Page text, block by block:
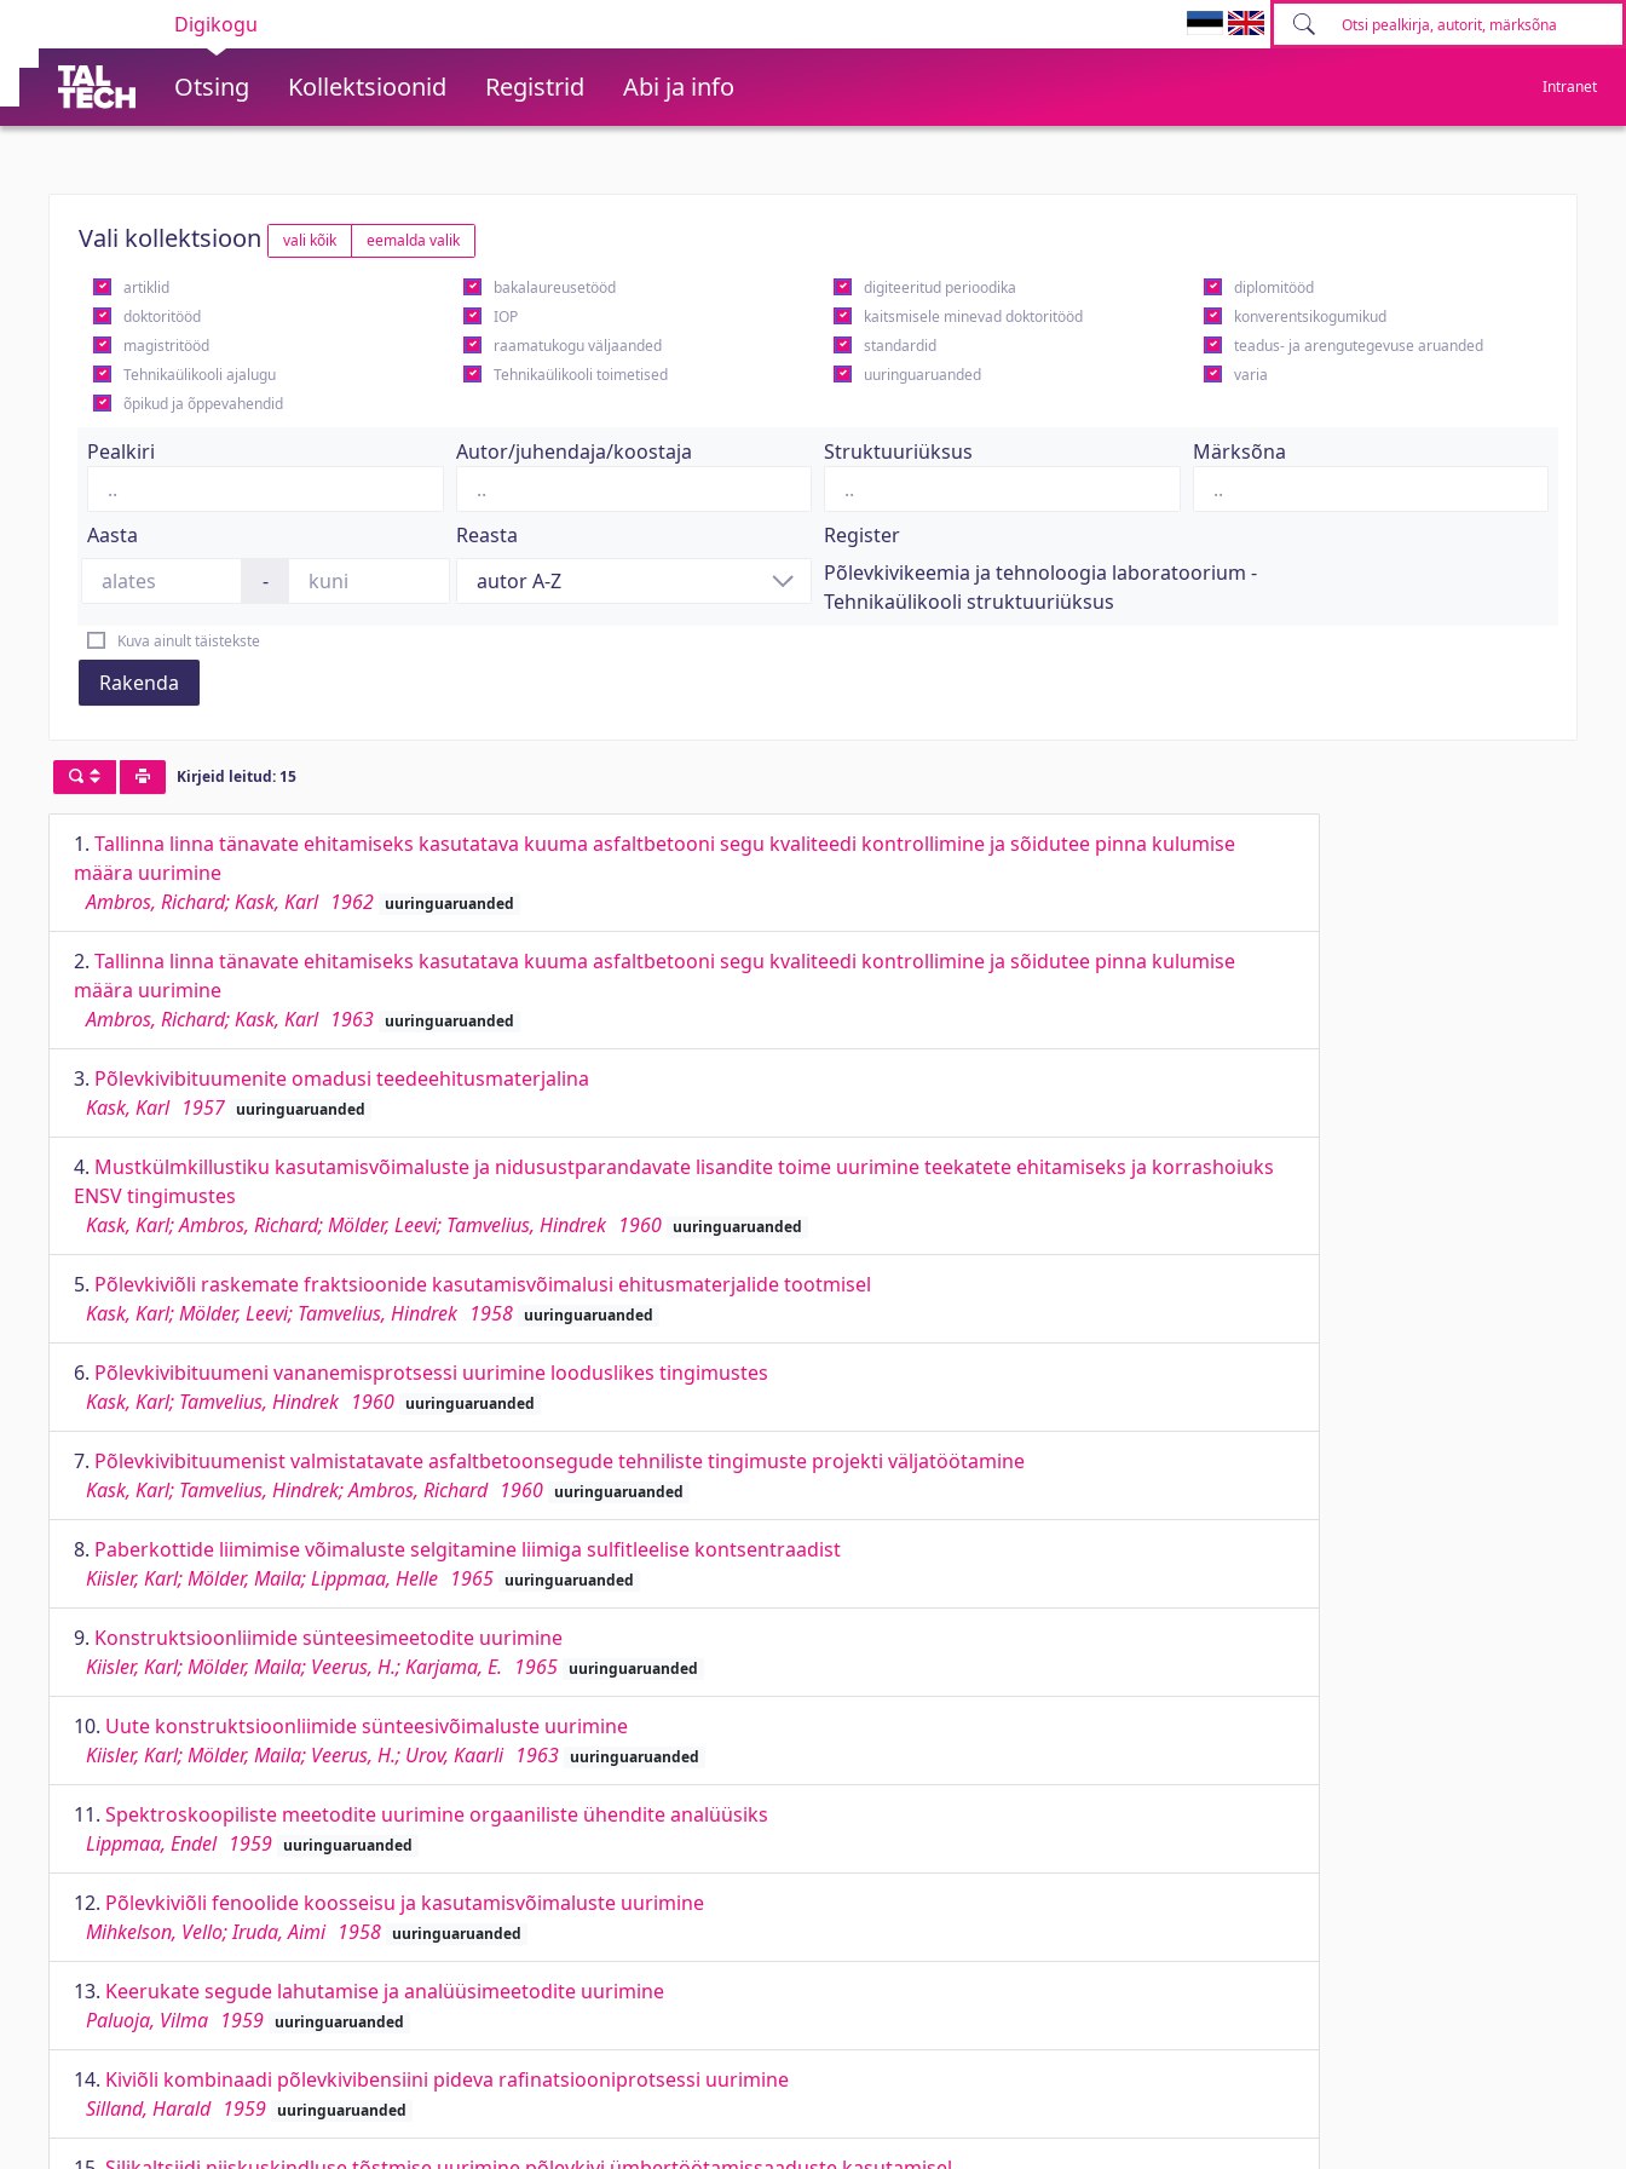
Digikogu
Otsing Kollektsioonid Registrid Abi ja info Intranet
Vali kollektsioon vali kõik eemalda valik
artiklid bakalaureusetööd digiteeritud perioodika
diplomitööd
doktoritööd
IOP kaitsmisele minevad doktoritööd
konverentsikogumikud
magistritööd
raamatukogu väljaanded standardid
teadus- ja arengutegevuse aruanded
Tehnikaülikooli ajalugu
Tehnikaülikooli toimetised uuringuaruanded
varia
õpikud ja õppevahendid
Pealkiri Autor/juhendaja/koostaja Struktuuriüksus Märksõna
Aasta
-
Reasta
Register
Põlevkivikeemia ja tehnoloogia laboratoorium -
Tehnikaülikooli struktuuriüksus
Kuva ainult täistekste
Rakenda
Kirjeid leitud: 15
1. Tallinna linna tänavate ehitamiseks kasutatava kuuma asfaltbetooni segu kvaliteedi kontrollimine ja sõidutee pinna kulumise
määra uurimine
Ambros, Richard; Kask, Karl 1962 uuringuaruanded
2. Tallinna linna tänavate ehitamiseks kasutatava kuuma asfaltbetooni segu kvaliteedi kontrollimine ja sõidutee pinna kulumise
määra uurimine
Ambros, Richard; Kask, Karl 1963 uuringuaruanded
3. Põlevkivibituumenite omadusi teedeehitusmaterjalina
Kask, Karl 1957 uuringuaruanded
4. Mustkülmkillustiku kasutamisvõimaluste ja nidusustparandavate lisandite toime uurimine teekatete ehitamiseks ja korrashoiuks
ENSV tingimustes
Kask, Karl; Ambros, Richard; Mölder, Leevi; Tamvelius, Hindrek 1960 uuringuaruanded
5. Põlevkiviõli raskemate fraktsioonide kasutamisvõimalusi ehitusmaterjalide tootmisel
Kask, Karl; Mölder, Leevi; Tamvelius, Hindrek 1958 uuringuaruanded
6. Põlevkivibituumeni vananemisprotsessi uurimine looduslikes tingimustes
Kask, Karl; Tamvelius, Hindrek 1960 uuringuaruanded
7. Põlevkivibituumenist valmistatavate asfaltbetoonsegude tehniliste tingimuste projekti väljatöötamine
Kask, Karl; Tamvelius, Hindrek; Ambros, Richard 1960 uuringuaruanded
8. Paberkottide liimimise võimaluste selgitamine liimiga sulfitleelise kontsentraadist
Kiisler, Karl; Mölder, Maila; Lippmaa, Helle 1965 uuringuaruanded
9. Konstruktsioonliimide sünteesimeetodite uurimine
Kiisler, Karl; Mölder, Maila; Veerus, H.; Karjama, E. 1965 uuringuaruanded
10. Uute konstruktsioonliimide sünteesivõimaluste uurimine
Kiisler, Karl; Mölder, Maila; Veerus, H.; Urov, Kaarli 1963 uuringuaruanded
11. Spektroskoopiliste meetodite uurimine orgaaniliste ühendite analüüsiks
Lippmaa, Endel 1959 uuringuaruanded
12. Põlevkiviõli fenoolide koosseisu ja kasutamisvõimaluste uurimine
Mihkelson, Vello; Iruda, Aimi 1958 uuringuaruanded
13. Keerukate segude lahutamise ja analüüsimeetodite uurimine
Paluoja, Vilma 1959 uuringuaruanded
14. Kiviõli kombinaadi põlevkivibensiini pideva rafinatsiooniprotsessi uurimine
Silland, Harald 1959 uuringuaruanded